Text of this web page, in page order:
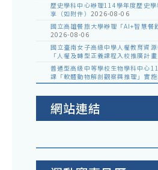
歷史學科中心辦理114學年度歷史
享（如附件） 2026-08-06
國立高雄餐旅大學辦理「AI+智慧餐
2026-08-06
國立臺南女子高級中學人權教育資
「人權及轉型正義課程入校推廣計
普通型高級中等學校生物學科中心
課「軟體動物解剖觀察與推理」實
網站連結